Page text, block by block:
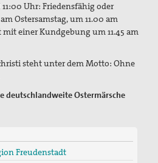
Uhr: Friedensfähig oder
Ostersamstag, um 11.00 am
einer Kundgebung um 11.45 am
steht unter dem Motto: Ohne
deutschlandweite Ostermärsche
Freudenstadt